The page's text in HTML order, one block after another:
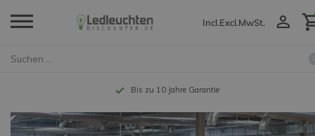
Incl.Excl.MwSt.
Bis zu 10 Jahre Garantie